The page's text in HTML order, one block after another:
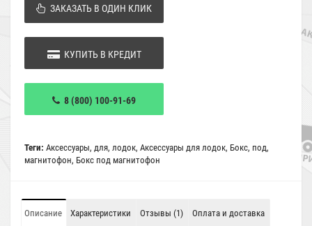
ЗАКАЗАТЬ В ОДИН КЛИК
КУПИТЬ В КРЕДИТ
8 (800) 100-91-69
Теги: Аксессуары, для, лодок, Аксессуары для лодок, Бокс, под,
магнитофон, Бокс под магнитофон
Описание Характеристики Отзывы (1) Оплата и доставка